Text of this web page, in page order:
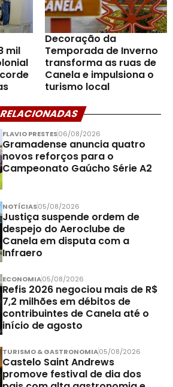
mil
Decoração da
Temporada de Inverno
transforma as ruas de
Canela e impulsiona o
turismo local
RELACIONADAS
FLAVIO PRESTES06/08/2026
Gramadense anuncia quatro
novos reforços para o
Campeonato Gaúcho Série A2
NOTÍCIAS05/08/2026
Justiça suspende ordem de
despejo do Aeroclube de
Canela em disputa com a
Infraero
ECONOMIA05/08/2026
Refis 2026 negociou mais de R$
7,2 milhões em débitos de
contribuintes de Canela até o
início de agosto
TURISMO & GASTRONOMIA05/08/2026
Castelo Saint Andrews
promove festival de dia dos